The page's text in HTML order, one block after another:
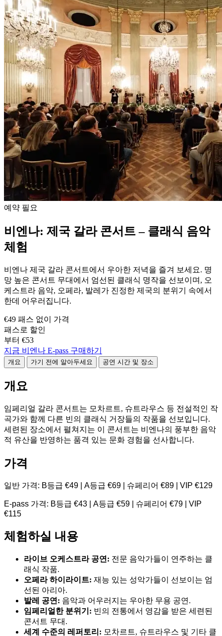
예약 필요
비엔나: 제국 갈라 콘서트 – 클래식 음악
체험
비엔나 제국 갈라 콘서트에서 우아한 저녁을 즐겨 보세요. 명
망 높은 콘서트 무대에서 엄선된 클래식 명작을 선보이며, 오
케스트라 음악, 오페라, 발레가 진정한 제국의 분위기 속에서
한데 어우러집니다.
€49 패스 없이 가격
패스로 할인
부터 €53
지금 비엔나 E-pass 구매하기
개요 가기 전에 알아두세요 공연 시간 및 장소
개요
임페리얼 갈라 콘서트는 모차르트, 슈트라우스 등 전설적인 작
곡가와 함께 다른 빈의 클래식 거장들의 작품을 선보입니다.
세련된 장소에서 펼쳐지는 이 콘서트는 비엔나의 풍부한 음악
적 유산을 반영하는 품격 있는 문화 경험을 선사합니다.
가격
일반 가격: B등급 €49 | A등급 €69 | 슈페리어 €89 | VIP €129
E-pass 가격: B등급 €43 | A등급 €59 | 슈페리어 €79 | VIP
€115
체험하실 내용
라이브 오케스트라 공연: 전문 음악가들이 연주하는 클
래식 작품.
오페라 하이라이트: 재능 있는 성악가들이 선보이는 엄
선된 아리아.
발레 공연: 음악과 어우러지는 우아한 무용 공연.
임페리얼한 분위기: 빈의 전통에서 영감을 받은 세련된
콘서트 무대.
세계 수준의 레퍼토리: 모차르트, 슈트라우스 및 기타 클